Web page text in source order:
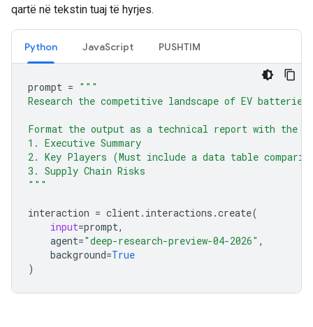
qartë në tekstin tuaj të hyrjes.
Python JavaScript PUSHTIM
prompt = """
Research the competitive landscape of EV batteries.
Format the output as a technical report with the
1. Executive Summary
2. Key Players (Must include a data table
3. Supply Chain Risks
"""
interaction = client. interactions .create(
input=prompt,
agent="deep-research-preview-04-2026" ,
background=True
)